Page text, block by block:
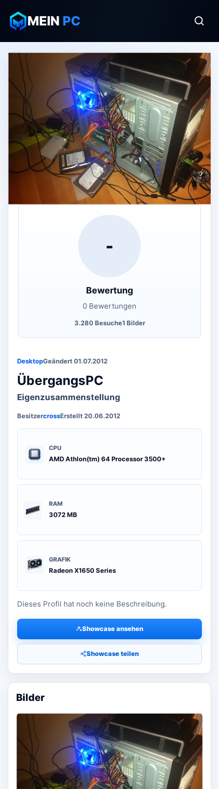
MEIN PC
DesktopGeändert 01.07.2012
ÜbergangsPC
Eigenzusammenstellung
BesitzercrossErstellt 20.06.2012
CPU
AMD Athlon(tm) 64 Processor 3500+
RAM
3072 MB
GRAFIK
Radeon X1650 Series
Dieses Profil hat noch keine Beschreibung.
Showcase ansehen
Showcase teilen
-
Bewertung
0 Bewertungen
3.280 Besuche1 Bilder
Bilder